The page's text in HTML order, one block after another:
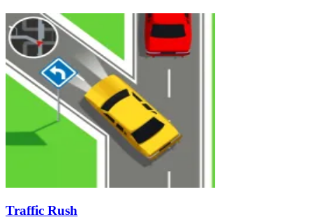
Traffic Rush